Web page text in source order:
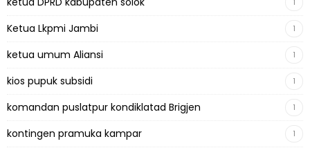
1
Ketua Lkpmi Jambi 1
ketua umum Aliansi 1
kios pupuk subsidi 1
komandan puslatpur kondiklatad Brigjen 1
kontingen pramuka kampar 1